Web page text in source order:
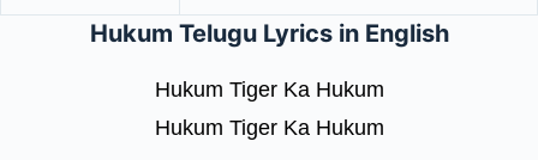
Hukum Telugu Lyrics in English
Hukum Tiger Ka Hukum
Hukum Tiger Ka Hukum